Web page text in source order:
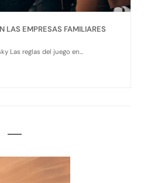
LAS EMPRESAS FAMILIARES
Las reglas del juego en...